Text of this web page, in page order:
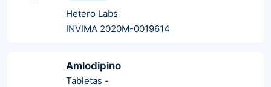
Hetero Labs
INVIMA 2020M-0019614
Amlodipino
Tabletas -